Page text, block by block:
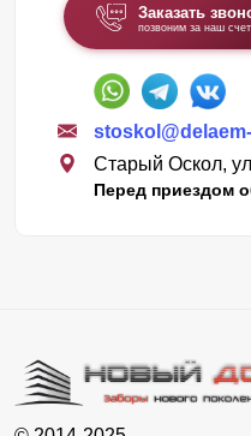
Заказать
позвоним за наш счет
Старый Оскол,
Перед приездом